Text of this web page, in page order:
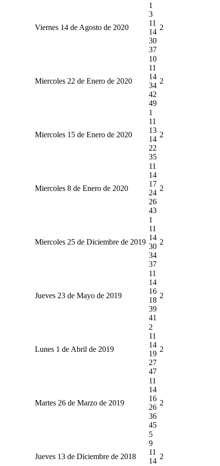
Viernes 14 de Agosto de 2020
1
3
11
14
30
37
2
Miercoles 22 de Enero de 2020
10
11
14
34
42
49
2
Miercoles 15 de Enero de 2020
1
11
13
14
22
35
2
Miercoles 8 de Enero de 2020
11
14
17
24
26
43
2
Miercoles 25 de Diciembre de 2019
1
11
14
30
34
37
2
Jueves 23 de Mayo de 2019
11
14
16
18
39
41
2
Lunes 1 de Abril de 2019
2
11
14
19
27
47
2
Martes 26 de Marzo de 2019
11
14
16
26
36
45
2
Jueves 13 de Diciembre de 2018
5
9
11
14
2